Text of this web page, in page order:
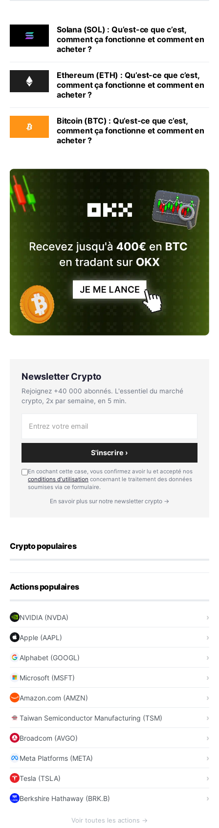
Solana (SOL) : Qu’est-ce que c’est,
comment ça fonctionne et comment en
acheter ?
Ethereum (ETH) : Qu’est-ce que c’est,
comment ça fonctionne et comment en
acheter ?
Bitcoin (BTC) : Qu’est-ce que c’est,
comment ça fonctionne et comment en
acheter ?
Newsletter Crypto
Rejoignez +40 000 abonnés. L'essentiel du marché
crypto, 2x par semaine, en 5 min.
S'inscrire ›
En cochant cette case, vous confirmez avoir lu et accepté nos
conditions d'utilisation concernant le traitement des données
soumises via ce formulaire.
En savoir plus sur notre newsletter crypto →
Crypto populaires
Actions populaires
NVIDIA (NVDA)
Apple (AAPL)
Alphabet (GOOGL)
Microsoft (MSFT)
Amazon.com (AMZN)
Taiwan Semiconductor Manufacturing (TSM)
Broadcom (AVGO)
Meta Platforms (META)
Tesla (TSLA)
Berkshire Hathaway (BRK.B)
Voir toutes les actions →